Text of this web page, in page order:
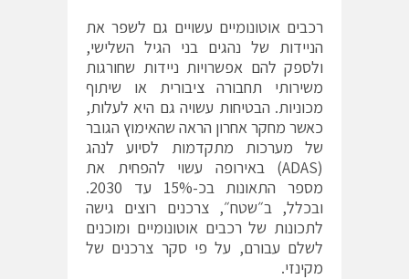
רכבים אוטונומיים עשויים גם לשפר את
הניידות של נהגים בני הגיל השלישי,
ולספק להם אפשרויות ניידות שחורגות
משירותי תחבורה ציבורית או שיתוף
מכוניות. הבטיחות עשויה גם היא לעלות,
כאשר מחקר אחרון הראה שהאימוץ הגובר
של מערכות מתקדמות לסיוע לנהג
(ADAS) באירופה עשוי להפחית את
מספר התאונות בכ-15% עד 2030.
ובכלל, ב״שטח״, צרכנים רוצים גישה
לתכונות של רכבים אוטונומיים ומוכנים
לשלם עבורם, על פי סקר צרכנים של
מקינזי.